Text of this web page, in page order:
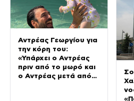
Αντρέας Γεωργίου για
την κόρη του:
«Υπάρχει ο Αντρέας
πριν από το μωρό και
ο Αντρέας μετά από